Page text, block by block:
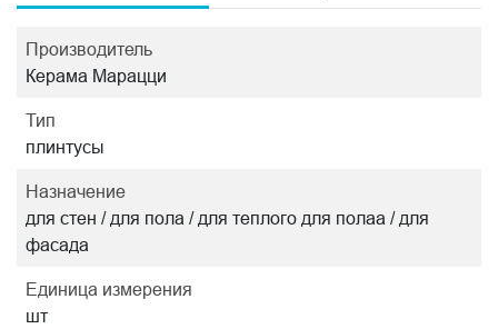
Производитель
Керама Марацци
Тип
плинтусы
Назначение
для стен / для пола / для теплого для полаа / для
фасада
Единица измерения
шт